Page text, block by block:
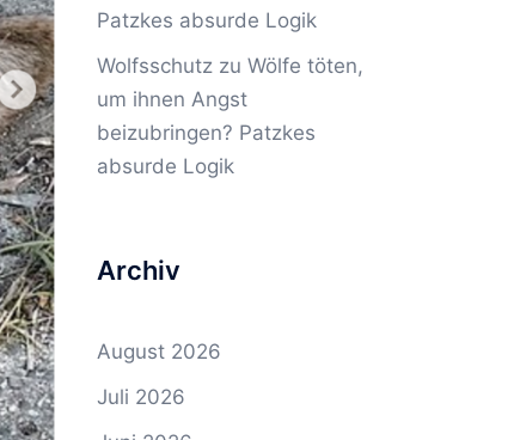
Patzkes absurde Logik
Wolfsschutzzu Wölfe töten,
um ihnen Angst
beizubringen? Patzkes
absurde Logik
Archiv
August 2026
Juli 2026